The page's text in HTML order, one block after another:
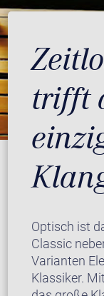
trifft
Optisch ist
Classic
Varianten
Klassiker.